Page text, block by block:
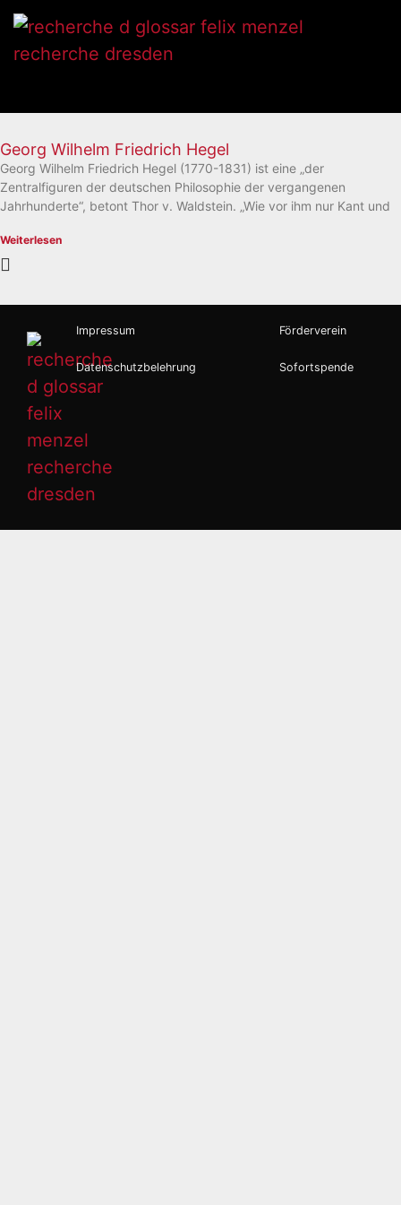
Georg Wilhelm Friedrich Hegel
Georg Wilhelm Friedrich Hegel (1770-1831) ist eine „der
Zentralfiguren der deutschen Philosophie der vergangenen
Jahrhunderte“, betont Thor v. Waldstein. „Wie vor ihm nur Kant und
Weiterlesen
Impressum
Datenschutzbelehrung
Förderverein
Sofortspende